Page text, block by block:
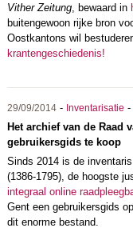
Vither Zeitung, bewaard in
buitengewoon rijke bron
Oostkantons wil
krantengeschiedenis!
29/09/2014- Inventarisatie -
Het archief van de Raad
gebruikersgids te koop
Sinds 2014 is de
(1386-1795), de hoogste
integraal online
Gent een gebruikersgids
dit enorme bestand.